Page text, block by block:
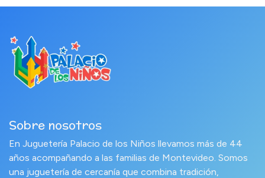
Sobre nosotros
En Juguetería Palacio de los Niños llevamos más de 44
años acompañando a las familias de Montevideo. Somos
una juguetería de cercanía que combina tradición,